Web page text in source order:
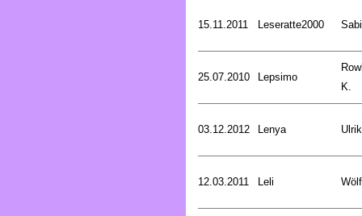
15.11.2011 Leseratte2000
25.07.2010 Lepsimo
K.
03.12.2012 Lenya
12.03.2011 Leli